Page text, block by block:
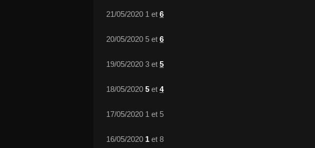
21/05/2020 1 et 6
20/05/2020 5 et 6
19/05/2020 3 et 5
18/05/2020 5 et 4
17/05/2020 1 et 5
16/05/2020 1 et 8